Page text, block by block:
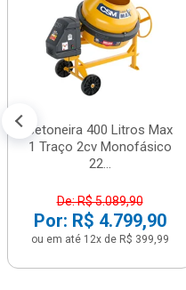
Betoneira 400 Litros Max
1 Traço 2cv Monofásico
22...
De: R$ 5.089,90
Por: R$ 4.799,90
ou em até 12x de R$ 399,99